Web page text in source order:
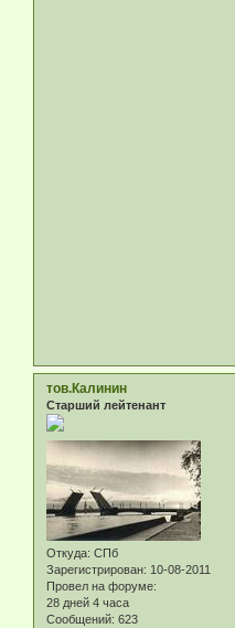
тов.Калинин
Старший лейтенант
Откуда: СПб
Зарегистрирован: 10-08-2011
Провел на форуме:
28 дней 4 часа
Сообщений: 623